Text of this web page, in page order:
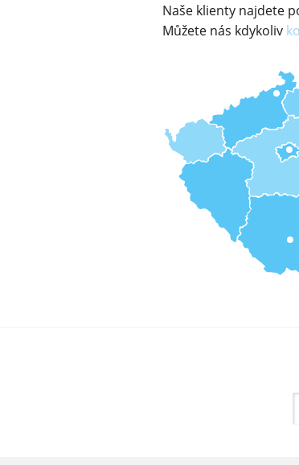
Naše klienty najdete
Můžete nás kdykoliv